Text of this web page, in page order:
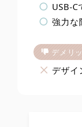
USB-C
強力な
デメリ
デザイ